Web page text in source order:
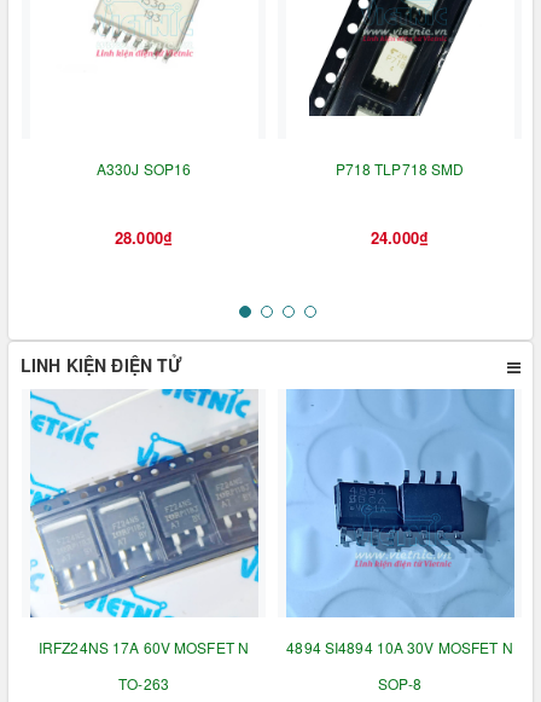
A330J SOP16
28.000₫
P718 TLP718 SMD
24.000₫
LINH KIỆN ĐIỆN TỬ
IRFZ24NS 17A 60V MOSFET N
TO-263
4894 SI4894 10A 30V MOSFET N
SOP-8